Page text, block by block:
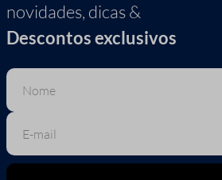
novidades, dicas &
Descontos exclusivos